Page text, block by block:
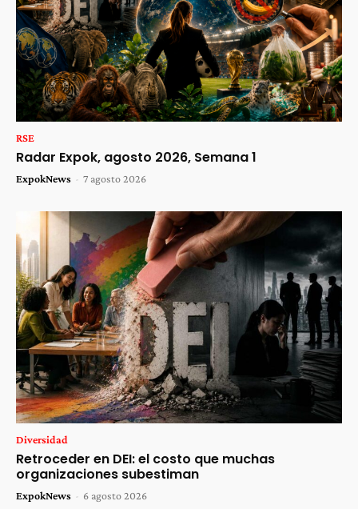
RSE
Radar Expok, agosto 2026, Semana 1
ExpokNews - 7 agosto 2026
Diversidad
Retroceder en DEI: el costo que muchas
organizaciones subestiman
ExpokNews - 6 agosto 2026